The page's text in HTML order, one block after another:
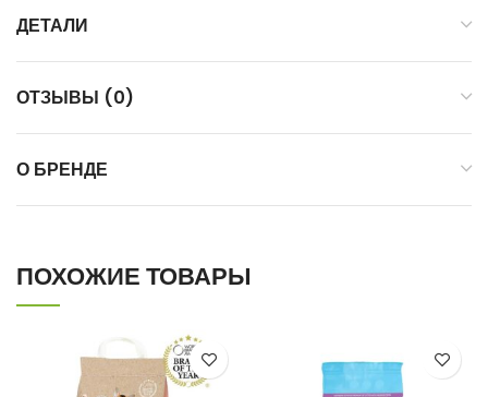
ДЕТАЛИ
ОТЗЫВЫ (0)
О БРЕНДЕ
ПОХОЖИЕ ТОВАРЫ